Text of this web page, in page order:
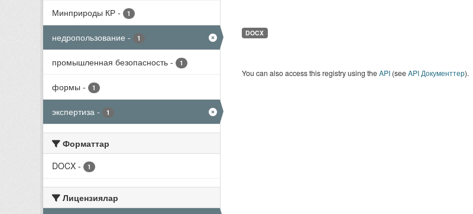
Минприроды КР - 1
недропользование - 1
промышленная безопасность - 1
формы - 1
экспертиза - 1
Форматтар
DOCX - 1
Лицензиялар
DOCX
You can also access this registry using theAPI(seeAPI Документтер).